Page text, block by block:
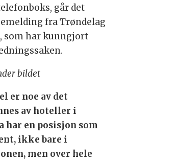
går det
fra Trøndelag
som har kunngjort
bildet
er noe av det
av hoteller i
har en posisjon som
ikke bare i
men over hele